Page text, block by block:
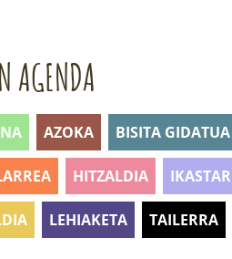
AGENDA
AZOKA BISITA GIDATUA
HITZALDIA
LEHIAKETA TAILERRA